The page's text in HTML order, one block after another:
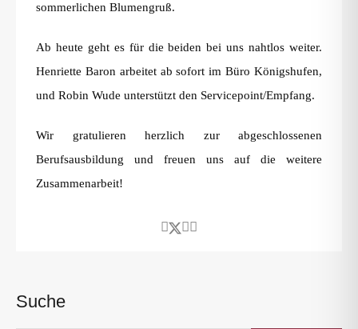
sommerlichen Blumengruß.
Ab heute geht es für die beiden bei uns nahtlos weiter.
Henriette Baron arbeitet ab sofort im Büro Königshufen,
und Robin Wude unterstützt den Servicepoint/Empfang.
Wir gratulieren herzlich zur abgeschlossenen
Berufsausbildung und freuen uns auf die weitere
Zusammenarbeit!
Suche